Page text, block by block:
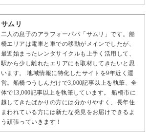
サムリ
二人の息子のアラフォーパパ「サムリ」です。船
橋エリアは電車と車での移動がメインでしたが、
最近始まったレンタサイクルも上手く活用して、
駅から少し離れたエリアにも取材してきたいと思
います。 地域情報に特化したサイトを9年近く運
営。船橋つうしんだけで3,000記事以上を執筆、全
体で13,000記事以上を執筆しています。 船橋市に
越してきたばかりの方には分かりやすく、長年住
まわれている方には新たな発見をお届けできるよ
う頑張っていきます！